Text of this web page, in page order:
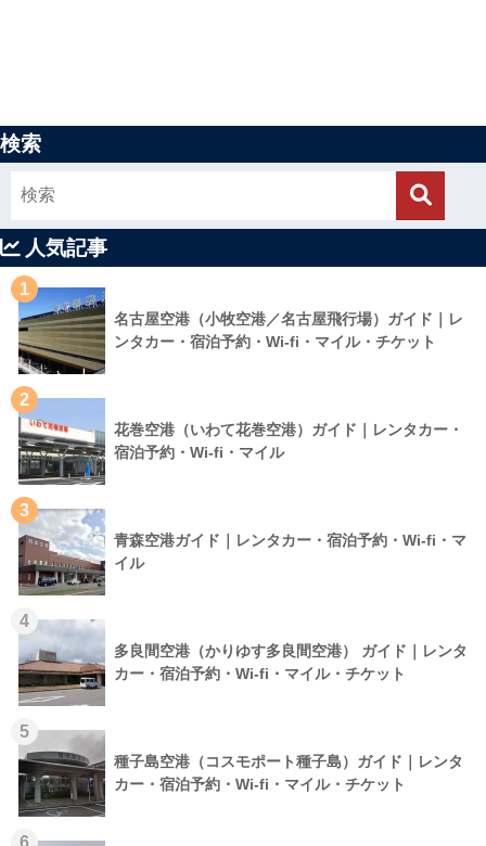
検索
人気記事
1
名古屋空港（小牧空港／名古屋飛行場）ガイド｜レ
ンタカー・宿泊予約・Wi-fi・マイル・チケット
2
花巻空港（いわて花巻空港）ガイド｜レンタカー・
宿泊予約・Wi-fi・マイル
3
青森空港ガイド｜レンタカー・宿泊予約・Wi-fi・マ
イル
4
多良間空港（かりゆす多良間空港） ガイド｜レンタ
カー・宿泊予約・Wi-fi・マイル・チケット
5
種子島空港（コスモポート種子島）ガイド｜レンタ
カー・宿泊予約・Wi-fi・マイル・チケット
6